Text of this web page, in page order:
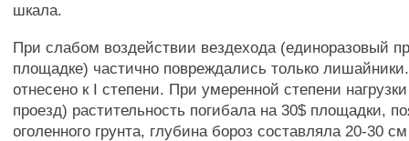
шкала.
При слабом воздействии вездехода (единоразовый
площадке) частично повреждались только
отнесено к I степени. При умеренной степени
проезд) растительность погибала на 30$ площадки,
оголенного грунта, глубина бороз составляла 20-30